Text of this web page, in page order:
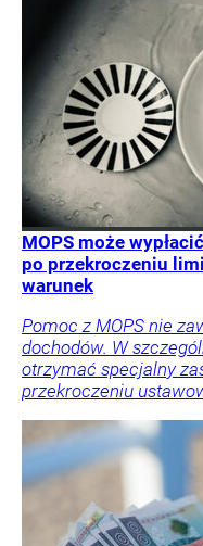
MOPS może
po przekroczeniu
warunek
Pomoc z MOPS nie
dochodów. W
otrzymać specjalny
przekroczeniu